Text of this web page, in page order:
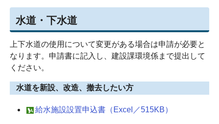
水道・下水道
上下水道の使用について変更がある場合は申請が必要と
なります。申請書に記入し、建設課環境係まで提出して
ください。
水道を新設、改造、撤去したい方
給水施設設置申込書（Excel／515KB）